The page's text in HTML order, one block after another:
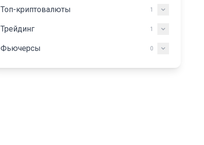
Топ-криптовалюты 1
Трейдинг 1
Фьючерсы 0